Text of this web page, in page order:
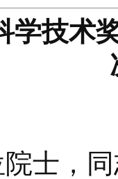
学技术
，同